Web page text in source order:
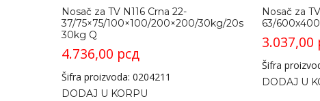
Nosač za TV N116 Crna 22-
37/75×75/100×100/200×200/30kg/20s
30kg Q
4.736,00 рсд
Šifra proizvoda: 0204211
DODAJ U KORPU
Nosač za
63/
3.037,00
Šifra
DODAJ U